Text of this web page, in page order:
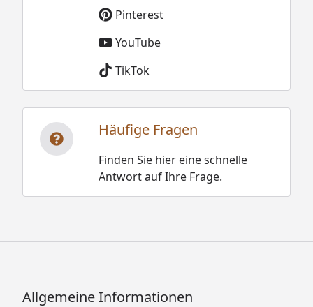
Pinterest
YouTube
TikTok
Häufige Fragen
Finden Sie hier eine schnelle
Antwort auf Ihre Frage.
Allgemeine Informationen